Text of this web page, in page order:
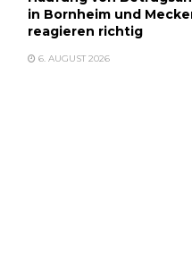
in Bornheim und
reagieren richtig
6. AUGUST 2026